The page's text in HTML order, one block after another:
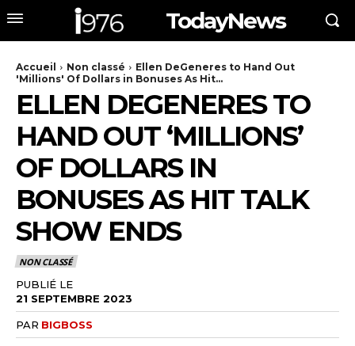
TodayNews
Accueil Non classé
Ellen DeGeneres to Hand Out
'Millions' Of Dollars in Bonuses As Hit...
ELLEN DEGENERES TO
HAND OUT ‘MILLIONS’
OF DOLLARS IN
BONUSES AS HIT TALK
SHOW ENDS
NON CLASSÉ
PUBLIÉ LE
21 SEPTEMBRE 2023
PAR BIGBOSS